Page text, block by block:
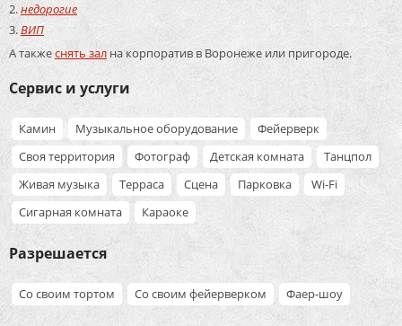
недорогие
ВИП
А такжеснять зал на корпоратив в Воронеже или пригороде.
Сервис и услуги
Камин Музыкальное оборудование
Фейерверк
Своя территория
Фотограф Детская комната
Танцпол
Живая музыка
Терраса Сцена Парковка
Wi-Fi
Сигарная комната
Караоке
Разрешается
Со своим тортом Со своим фейерверком Фаер-шоу